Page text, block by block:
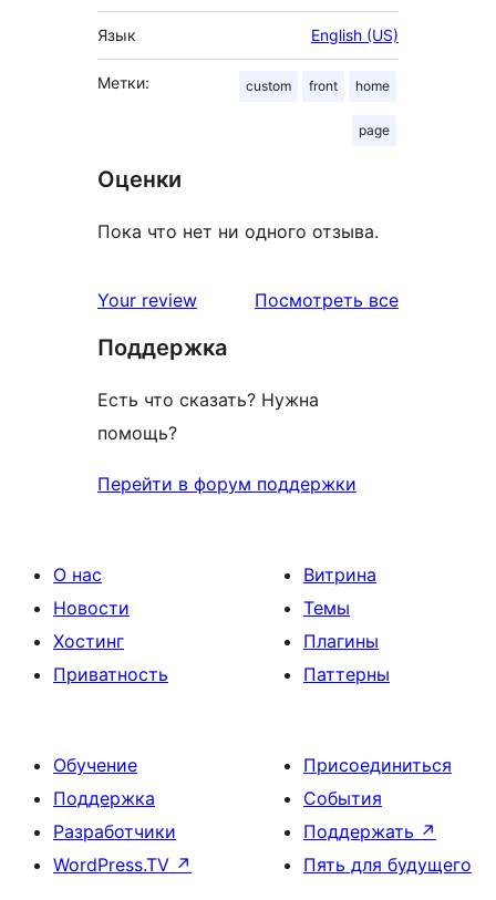
Язык English (US)
Метки: custom front home
page
Оценки
Пока что нет ни одного отзыва.
Your review Посмотреть всеотзывы
Поддержка
Есть что сказать? Нужна
помощь?
Перейти в форум поддержки
О нас
Новости
Хостинг
Приватность
Витрина
Темы
Плагины
Паттерны
Обучение
Поддержка
Разработчики
WordPress.TV ↗
Присоединиться
События
Поддержать ↗
Пять для будущего